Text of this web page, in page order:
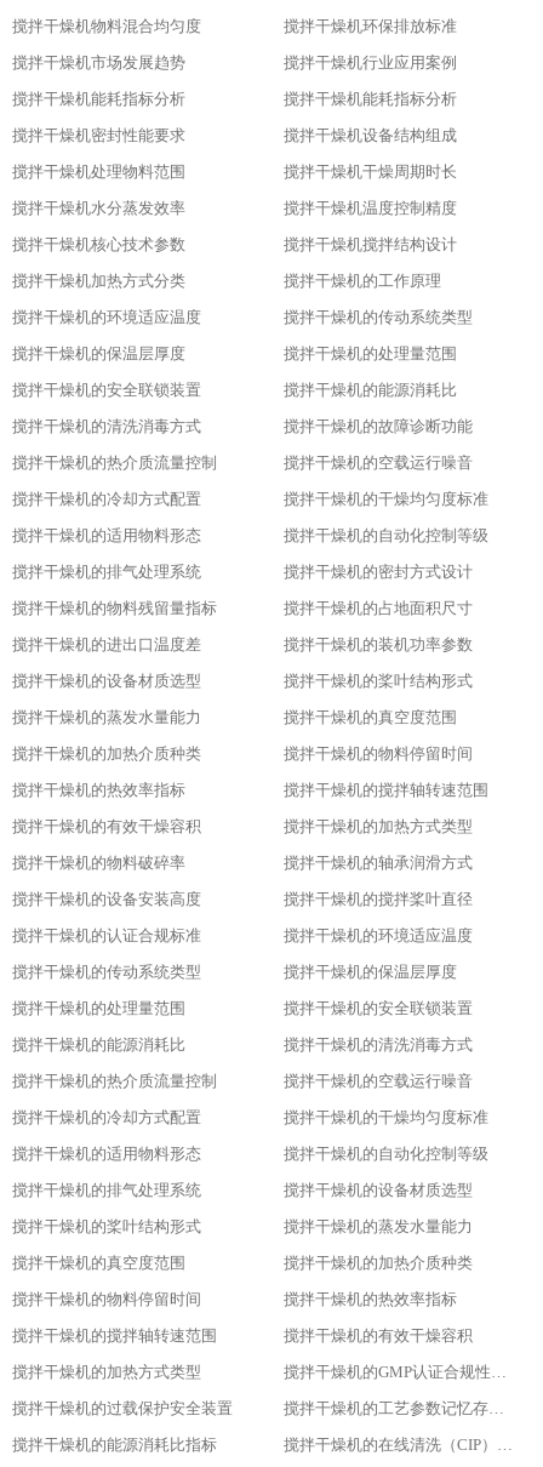
搅拌干燥机物料混合均匀度
搅拌干燥机环保排放标准
搅拌干燥机市场发展趋势
搅拌干燥机行业应用案例
搅拌干燥机能耗指标分析
搅拌干燥机能耗指标分析
搅拌干燥机密封性能要求
搅拌干燥机设备结构组成
搅拌干燥机处理物料范围
搅拌干燥机干燥周期时长
搅拌干燥机水分蒸发效率
搅拌干燥机温度控制精度
搅拌干燥机核心技术参数
搅拌干燥机搅拌结构设计
搅拌干燥机加热方式分类
搅拌干燥机的工作原理
搅拌干燥机的环境适应温度
搅拌干燥机的传动系统类型
搅拌干燥机的保温层厚度
搅拌干燥机的处理量范围
搅拌干燥机的安全联锁装置
搅拌干燥机的能源消耗比
搅拌干燥机的清洗消毒方式
搅拌干燥机的故障诊断功能
搅拌干燥机的热介质流量控制
搅拌干燥机的空载运行噪音
搅拌干燥机的冷却方式配置
搅拌干燥机的干燥均匀度标准
搅拌干燥机的适用物料形态
搅拌干燥机的自动化控制等级
搅拌干燥机的排气处理系统
搅拌干燥机的密封方式设计
搅拌干燥机的物料残留量指标
搅拌干燥机的占地面积尺寸
搅拌干燥机的进出口温度差
搅拌干燥机的装机功率参数
搅拌干燥机的设备材质选型
搅拌干燥机的桨叶结构形式
搅拌干燥机的蒸发水量能力
搅拌干燥机的真空度范围
搅拌干燥机的加热介质种类
搅拌干燥机的物料停留时间
搅拌干燥机的热效率指标
搅拌干燥机的搅拌轴转速范围
搅拌干燥机的有效干燥容积
搅拌干燥机的加热方式类型
搅拌干燥机的物料破碎率
搅拌干燥机的轴承润滑方式
搅拌干燥机的设备安装高度
搅拌干燥机的搅拌桨叶直径
搅拌干燥机的认证合规标准
搅拌干燥机的环境适应温度
搅拌干燥机的传动系统类型
搅拌干燥机的保温层厚度
搅拌干燥机的处理量范围
搅拌干燥机的安全联锁装置
搅拌干燥机的能源消耗比
搅拌干燥机的清洗消毒方式
搅拌干燥机的热介质流量控制
搅拌干燥机的空载运行噪音
搅拌干燥机的冷却方式配置
搅拌干燥机的干燥均匀度标准
搅拌干燥机的适用物料形态
搅拌干燥机的自动化控制等级
搅拌干燥机的排气处理系统
搅拌干燥机的设备材质选型
搅拌干燥机的桨叶结构形式
搅拌干燥机的蒸发水量能力
搅拌干燥机的真空度范围
搅拌干燥机的加热介质种类
搅拌干燥机的物料停留时间
搅拌干燥机的热效率指标
搅拌干燥机的搅拌轴转速范围
搅拌干燥机的有效干燥容积
搅拌干燥机的加热方式类型
搅拌干燥机的GMP认证合规性设计
搅拌干燥机的过载保护安全装置
搅拌干燥机的工艺参数记忆存储功能
搅拌干燥机的能源消耗比指标
搅拌干燥机的在线清洗（CIP）功能